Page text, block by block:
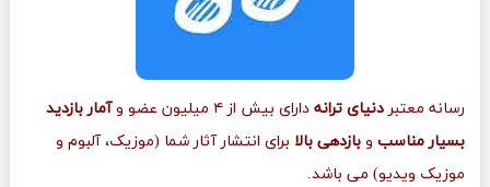
رسانه معتبر دنیای ترانهدارای بیش از ۴ میلیون عضو و
آمار بازدید
بسیار مناسبو بازدهی بالا برای انتشار آثار شما (موزیک، آلبوم و
موزیک ویدیو) می باشد.